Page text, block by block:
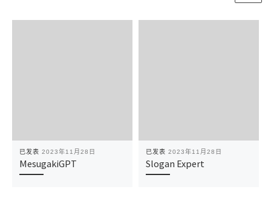
已发表 2023年11月28日
MesugakiGPT
已发表 2023年11月28日
Slogan Expert